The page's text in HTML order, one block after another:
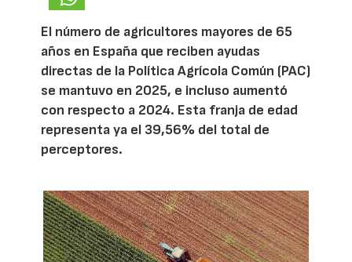
El número de agricultores mayores de 65
años en España que reciben ayudas
directas de la Política Agrícola Común (PAC)
se mantuvo en 2025, e incluso aumentó
con respecto a 2024. Esta franja de edad
representa ya el 39,56% del total de
perceptores.